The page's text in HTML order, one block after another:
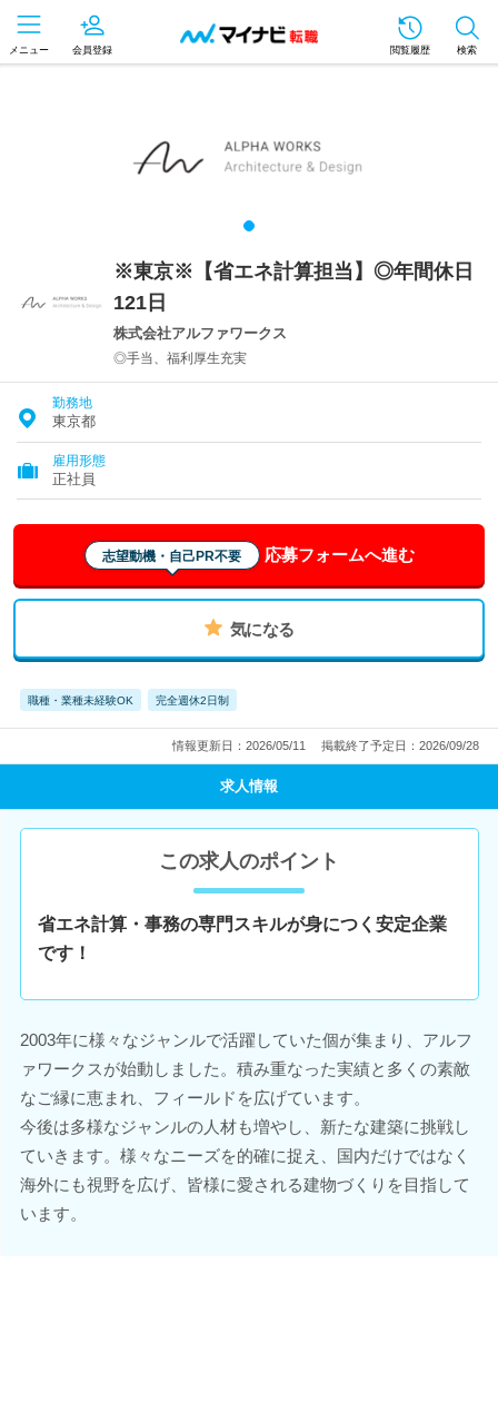
メニュー 会員登録 閲覧履歴 検索
※東京※【省エネ計算担当】◎年間休日
121日
株式会社アルファワークス
◎手当、福利厚生充実
勤務地
東京都
雇用形態
正社員
志望動機・自己PR不要 応募フォームへ進む
気になる
職種・業種未経験OK 完全週休2日制
情報更新日：2026/05/11 掲載終了予定日：2026/09/28
求人情報
この求人のポイント
省エネ計算・事務の専門スキルが身につく安定企業
です！
2003年に様々なジャンルで活躍していた個が集まり、アルフ
ァワークスが始動しました。積み重なった実績と多くの素敵
なご縁に恵まれ、フィールドを広げています。
今後は多様なジャンルの人材も増やし、新たな建築に挑戦し
ていきます。様々なニーズを的確に捉え、国内だけではなく
海外にも視野を広げ、皆様に愛される建物づくりを目指して
います。